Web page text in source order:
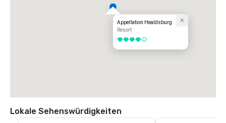
Appellation Healdsburg
Resort
4 von 5
Lokale Sehenswürdigkeiten